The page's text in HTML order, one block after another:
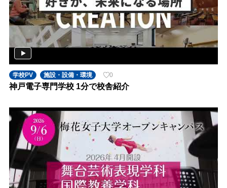
学校PV 施設・設備・環境 0
神戸電子専門学校 1分で校舎紹介